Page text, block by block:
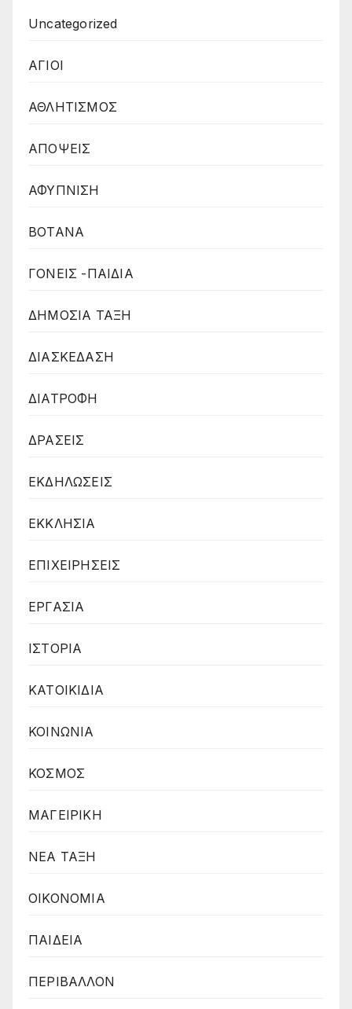
Uncategorized
ΑΓΙΟΙ
ΑΘΛΗΤΙΣΜΟΣ
ΑΠΟΨΕΙΣ
ΑΦΥΠΝΙΣΗ
ΒΟΤΑΝΑ
ΓΟΝΕΙΣ -ΠΑΙΔΙΑ
ΔΗΜΟΣΙΑ ΤΑΞΗ
ΔΙΑΣΚΕΔΑΣΗ
ΔΙΑΤΡΟΦΗ
ΔΡΑΣΕΙΣ
ΕΚΔΗΛΩΣΕΙΣ
ΕΚΚΛΗΣΙΑ
ΕΠΙΧΕΙΡΗΣΕΙΣ
ΕΡΓΑΣΙΑ
ΙΣΤΟΡΙΑ
ΚΑΤΟΙΚΙΔΙΑ
ΚΟΙΝΩΝΙΑ
ΚΟΣΜΟΣ
ΜΑΓΕΙΡΙΚΗ
ΝΕΑ ΤΑΞΗ
ΟΙΚΟΝΟΜΙΑ
ΠΑΙΔΕΙΑ
ΠΕΡΙΒΑΛΛΟΝ